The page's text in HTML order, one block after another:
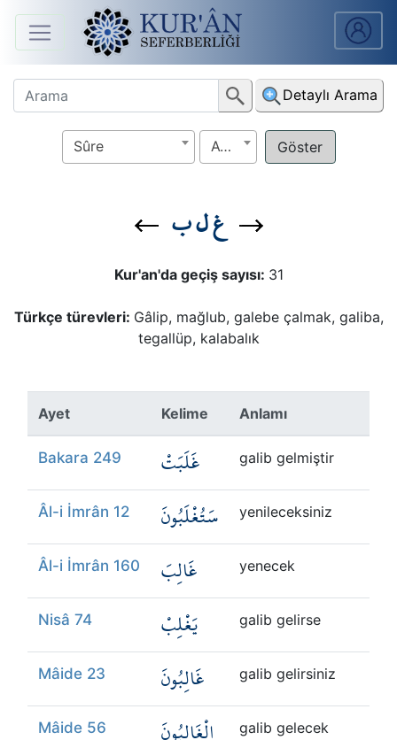
Anasayfa
Sûreler
Arapça
Kökler
Üyelik
Detaylı Arama
Sûre Ayet
غ ل ب
Kur'an'da geçiş sayısı: 31
Türkçe türevleri: Gâlip, mağlub, galebe çalmak, galiba,
tegallüp, kalabalık
Ayet Kelime Anlamı
Bakara 249 غَلَبَتْ galib gelmiştir
Âl-i İmrân 12 سَتُغْلَبُونَ yenileceksiniz
Âl-i İmrân 160 غَالِبَ yenecek
Nisâ 74 يَغْلِبْ galib gelirse
Mâide 23 غَالِبُونَ galib gelirsiniz
Mâide 56
galib gelecek